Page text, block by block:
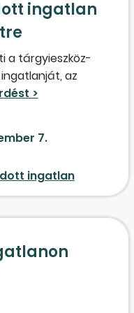
ingatlan
a tárgyieszköz-
az
ként
változása
úgy
a bérlő
köteles
tekintettel a
került a
adásvételi
7.
ingatlan